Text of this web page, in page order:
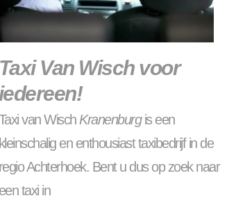
Taxi Van Wisch voor
iedereen!
van Wisch Kranenburgis een
kleinschalig en enthousiast taxibedrijf in de
regio Achterhoek. Bent u dus op zoek naar
een taxi in